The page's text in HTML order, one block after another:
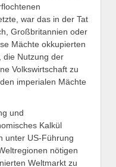
war das in der Tat
Großbritannien oder
Mächte okkupierten
die Nutzung der
Volkswirtschaft zu
imperialen Mächte
und
Kalkül
unter US-Führung
nötigen
Weltmarkt zu